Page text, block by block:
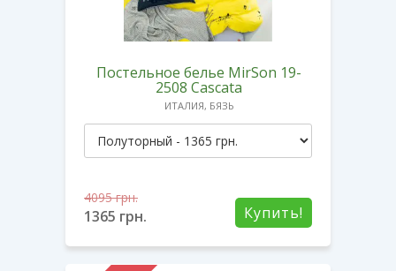
Постельное белье MirSon 19-
2508 Cascata
ИТАЛИЯ, БЯЗЬ
Купить!
4095грн.
1365 грн.